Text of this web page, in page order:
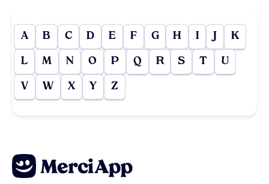
A B C D E F G H I J K
L M N O P Q R S T U
V W X Y Z